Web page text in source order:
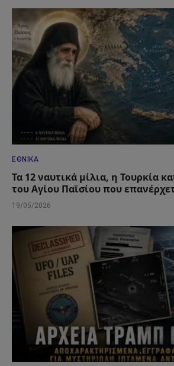
ΕΘΝΙΚΆ
Τα 12 ναυτικά μίλια, η Τουρκία
του Αγίου Παϊσίου που
19/05/2026